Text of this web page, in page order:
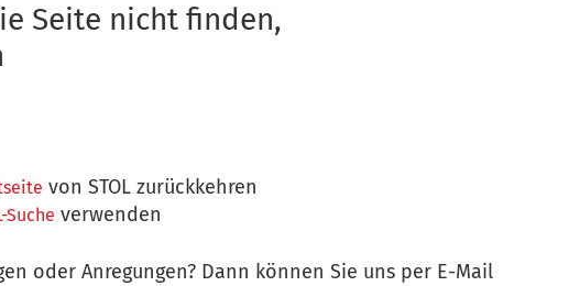
Seite nicht finden,
von STOL zurückkehren
Suche verwenden
oder Anregungen? Dann können Sie uns per E-Mail